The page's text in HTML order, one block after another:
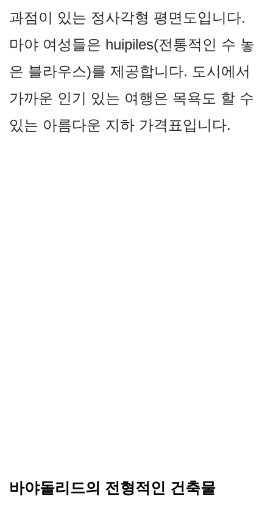
과점이 있는 정사각형 평면도입니다.
마야 여성들은 huipiles(전통적인 수 놓
은 블라우스)를 제공합니다. 도시에서
가까운 인기 있는 여행은 목욕도 할 수
있는 아름다운 지하 가격표입니다.
바야돌리드의 전형적인 건축물